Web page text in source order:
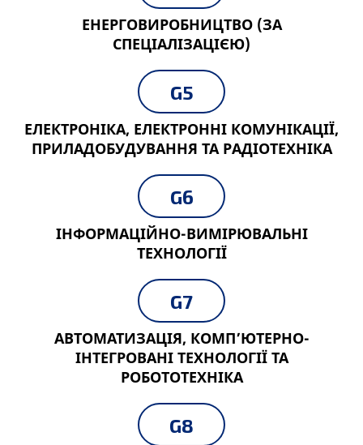
ЕНЕРГОВИРОБНИЦТВО (ЗА
СПЕЦІАЛІЗАЦІЄЮ)
G5
ЕЛЕКТРОНІКА, ЕЛЕКТРОННІ КОМУНІКАЦІЇ,
ПРИЛАДОБУДУВАННЯ ТА РАДІОТЕХНІКА
G6
ІНФОРМАЦІЙНО-ВИМІРЮВАЛЬНІ
ТЕХНОЛОГІЇ
G7
АВТОМАТИЗАЦІЯ, КОМП’ЮТЕРНО-
ІНТЕГРОВАНІ ТЕХНОЛОГІЇ ТА
РОБОТОТЕХНІКА
G8